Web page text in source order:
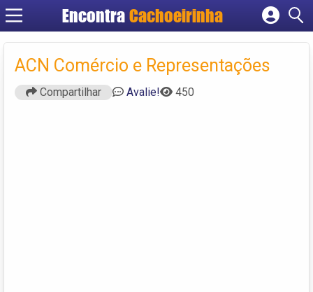
Encontra Cachoeirinha
Cadastrar empresa
Criar conta
ACN Comércio e Representações
Compartilhar Avalie! 450